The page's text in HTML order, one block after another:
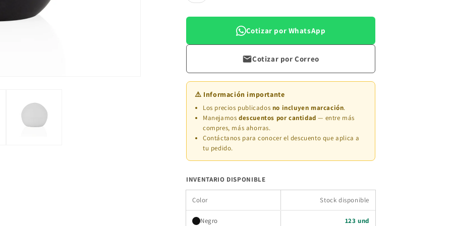
Cotizar por WhatsApp
Cotizar por Correo
⚠️ Información importante
Los precios publicados no incluyen marcación.
Manejamos descuentos por cantidad — entre más
compres, más ahorras.
Contáctanos para conocer el descuento que aplica a
tu pedido.
INVENTARIO DISPONIBLE
Color Stock disponible
Negro 123 und